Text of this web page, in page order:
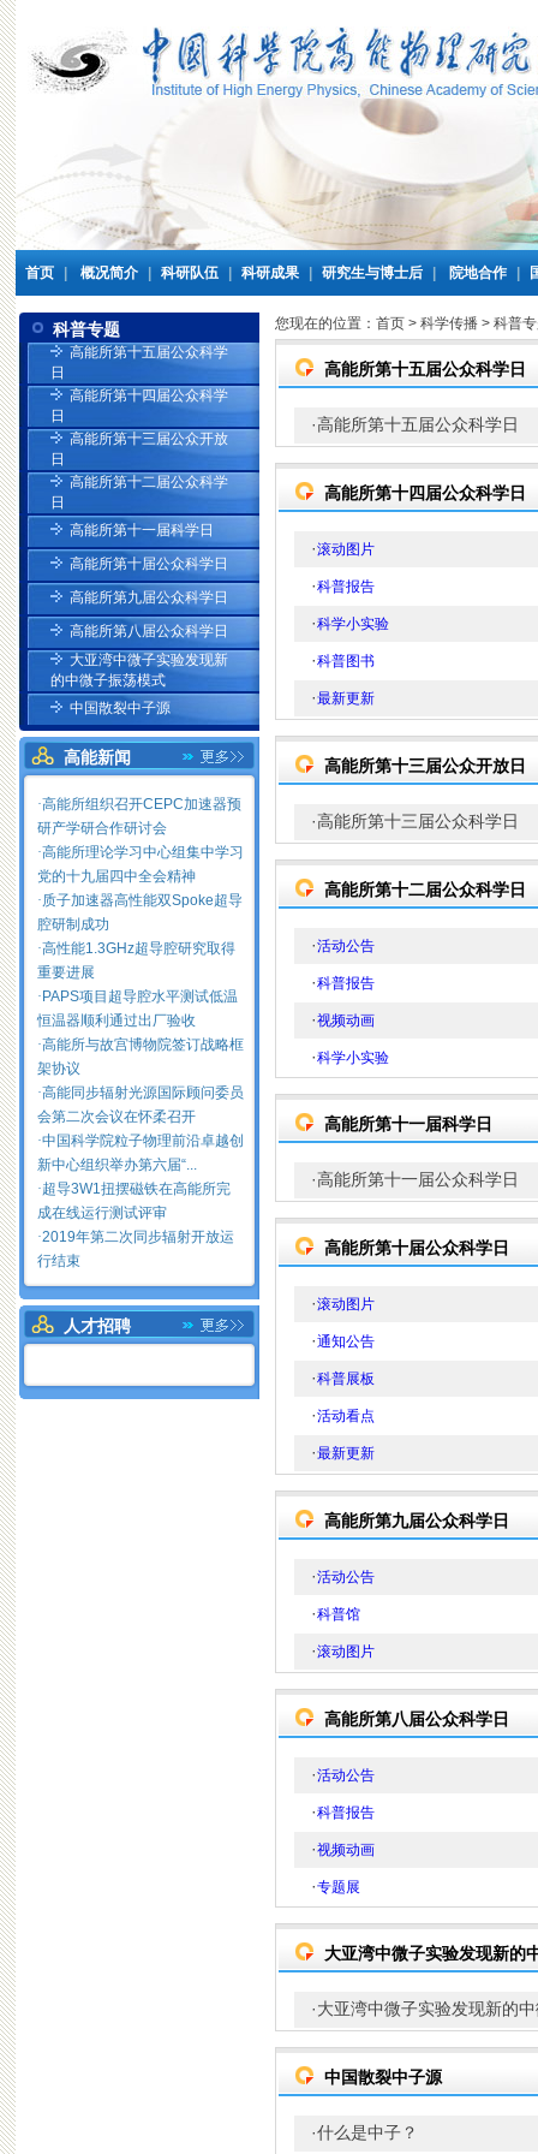
首页 概况简介 科研队伍 科研成果 研究生与博士后 院地合作
科普专题
高能所第十五届公众科学
日
高能所第十四届公众科学
日
高能所第十三届公众开放
日
高能所第十二届公众科学
日
高能所第十一届科学日
高能所第十届公众科学日
高能所第九届公众科学日
高能所第八届公众科学日
大亚湾中微子实验发现新
的中微子振荡模式
中国散裂中子源
高能新闻
·高能所组织召开CEPC加速器预
研产学研合作研讨会
·高能所理论学习中心组集中学习
党的十九届四中全会精神
·质子加速器高性能双Spoke超导
腔研制成功
·高性能1.3GHz超导腔研究取得
重要进展
· PAPS项目超导腔水平测试低温
恒温器顺利通过出厂验收
·高能所与故宫博物院签订战略框
架协议
·高能同步辐射光源国际顾问委员
会第二次会议在怀柔召开
·中国科学院粒子物理前沿卓越创
新中心组织举办第六届“...
·超导3W1扭摆磁铁在高能所完
成在线运行测试评审
·2019年第二次同步辐射开放运
行结束
人才招聘
您现在的位置： 首页> 科学传播> 科普
高能所第十五届公众科学日
·高能所第十五届公众科学日
高能所第十四届公众科学日
·滚动图片
·科普报告
·科学小实验
·科普图书
·最新更新
高能所第十三届公众开放日
·高能所第十三届公众科学日
高能所第十二届公众科学日
·活动公告
·科普报告
·视频动画
·科学小实验
高能所第十一届科学日
·高能所第十一届公众科学日
高能所第十届公众科学日
·滚动图片
·通知公告
·科普展板
·活动看点
·最新更新
高能所第九届公众科学日
·活动公告
·科普馆
·滚动图片
高能所第八届公众科学日
·活动公告
·科普报告
·视频动画
·专题展
大亚湾中微子实验发现新的
·大亚湾中微子实验发现新的
中国散裂中子源
·什么是中子？